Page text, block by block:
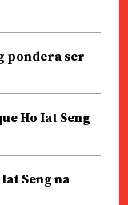
pondera ser
Ho Iat Seng
Seng na